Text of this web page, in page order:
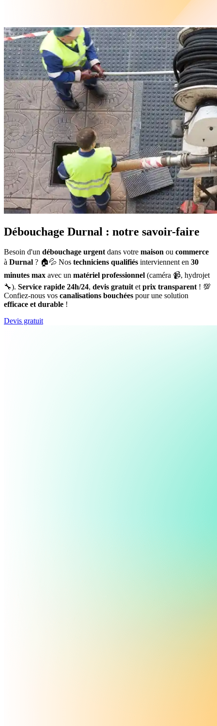
Débouchage Durnal : notre savoir-faire
Besoin d'un débouchage urgentdans votre maison ou commerce
à Durnal ? 🏠💦 Nos techniciens qualifiés interviennent en 30
minutes max avec un matériel professionnel (caméra 📹, hydrojet
🔧). Service rapide 24h/24, devis gratuitetprix transparent! 💯
Confiez-nous vos canalisations bouchées pour une solution
efficace et durable !
Devis gratuit